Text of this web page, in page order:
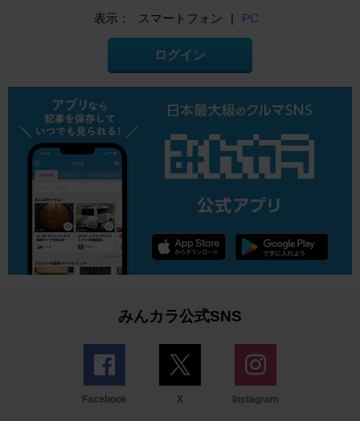
表示： スマートフォン | PC
ログイン
みんカラ公式SNS
Facebook X Instagram